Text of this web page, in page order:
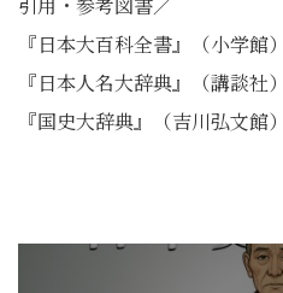
『日本大百科全書』（小学館）
『日本人名大辞典』（講談社）
『国史大辞典』（吉川弘文館）